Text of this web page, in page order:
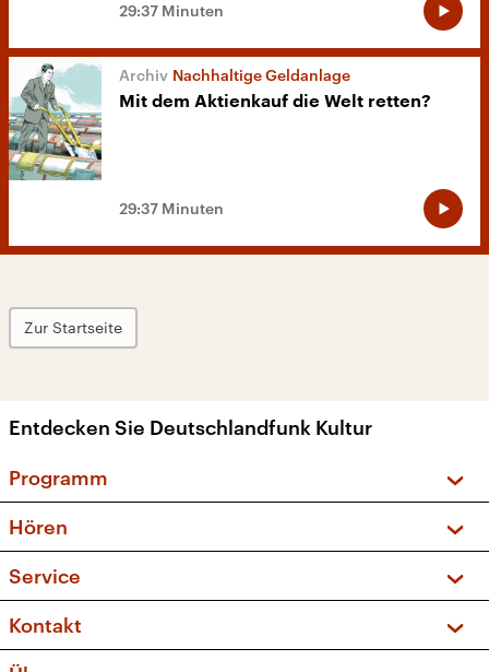
29:37 Minuten
Nachhaltige Geldanlage
Mit dem Aktienkauf die Welt retten?
29:37 Minuten
Zur Startseite
Entdecken Sie Deutschlandfunk Kultur
Programm
Sendungen und Podcasts
Musikliste
Kakadu – Das Kinderprogramm
Hören
Frequenzen (UKW + DAB+)
Service
FAQ
Apps
Kontakt